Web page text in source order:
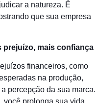
a natureza. É
que sua empresa
prejuízo, mais confiança
financeiros, como
na produção,
percepção da sua marca.